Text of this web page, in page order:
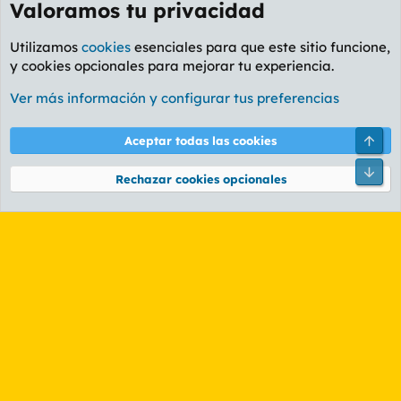
Foro General
Cookies
PL OLDSTYLE AMARILLO
Términos y reglas Política de privacidad Ayuda
Community platform by XenForo® © 2010-2026 XenForo Ltd.
Valoramos tu privacidad
Utilizamos cookies esenciales para que este sitio funcione,
y cookies opcionales para mejorar tu experiencia.
Ver más información y configurar tus preferencias
Aceptar todas las cookies
Rechazar cookies opcionales
Pie